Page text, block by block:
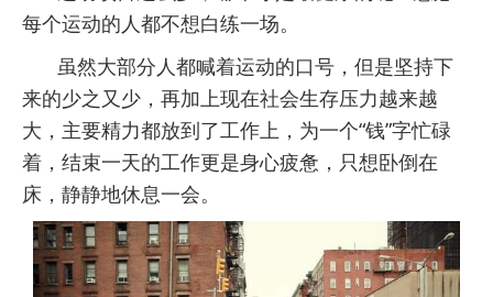
每个运动的人都不想白练一场。
虽然大部分人都喊着运动的口号，但是坚持下
来的少之又少，再加上现在社会生存压力越来越
大，主要精力都放到了工作上，为一个“钱”字忙碌
着，结束一天的工作更是身心疲惫，只想卧倒在
床，静静地休息一会。